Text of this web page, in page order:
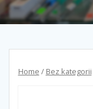
Home / Bez kategorii